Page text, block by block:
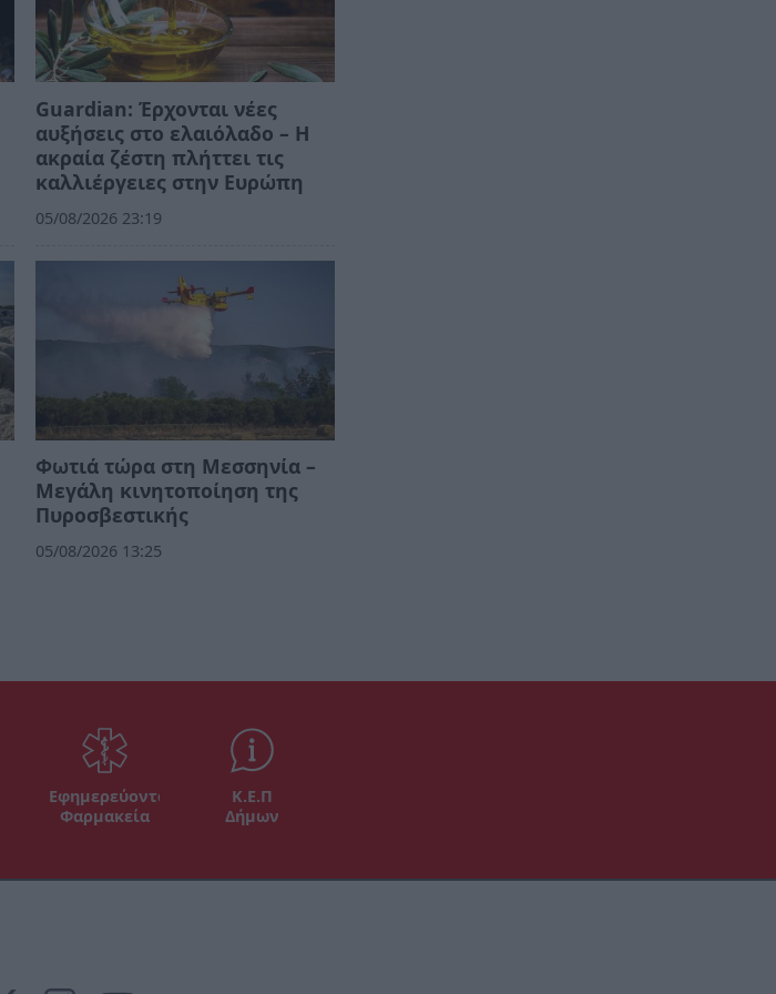
Guardian: Έρχονται νέες
αυξήσεις στο ελαιόλαδο – Η
ακραία ζέστη πλήττει τις
καλλιέργειες στην Ευρώπη
05/08/2026 23:19
Φωτιά τώρα στη Μεσσηνία –
Μεγάλη κινητοποίηση της
Πυροσβεστικής
05/08/2026 13:25
Εφημερεύοντα
Φαρμακεία
Κ.Ε.Π
Δήμων